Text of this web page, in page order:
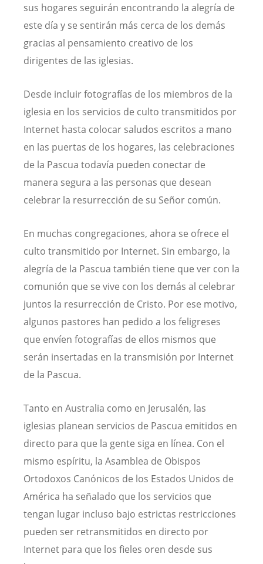
sus hogares seguirán encontrando la alegría de
este día y se sentirán más cerca de los demás
gracias al pensamiento creativo de los
dirigentes de las iglesias.
Desde incluir fotografías de los miembros de la
iglesia en los servicios de culto transmitidos por
Internet hasta colocar saludos escritos a mano
en las puertas de los hogares, las celebraciones
de la Pascua todavía pueden conectar de
manera segura a las personas que desean
celebrar la resurrección de su Señor común.
En muchas congregaciones, ahora se ofrece el
culto transmitido por Internet. Sin embargo, la
alegría de la Pascua también tiene que ver con la
comunión que se vive con los demás al celebrar
juntos la resurrección de Cristo. Por ese motivo,
algunos pastores han pedido a los feligreses
que envíen fotografías de ellos mismos que
serán insertadas en la transmisión por Internet
de la Pascua.
Tanto en Australia como en Jerusalén, las
iglesias planean servicios de Pascua emitidos en
directo para que la gente siga en línea. Con el
mismo espíritu, la Asamblea de Obispos
Ortodoxos Canónicos de los Estados Unidos de
América ha señalado que los servicios que
tengan lugar incluso bajo estrictas restricciones
pueden ser retransmitidos en directo por
Internet para que los fieles oren desde sus